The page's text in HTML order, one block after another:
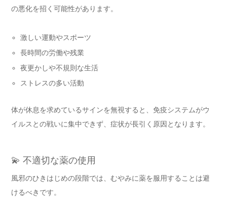
の悪化を招く可能性があります。
激しい運動やスポーツ
長時間の労働や残業
夜更かしや不規則な生活
ストレスの多い活動
体が休息を求めているサインを無視すると、免疫システムがウ
イルスとの戦いに集中できず、症状が長引く原因となります。
💫 不適切な薬の使用
風邪のひきはじめの段階では、むやみに薬を服用することは避
けるべきです。